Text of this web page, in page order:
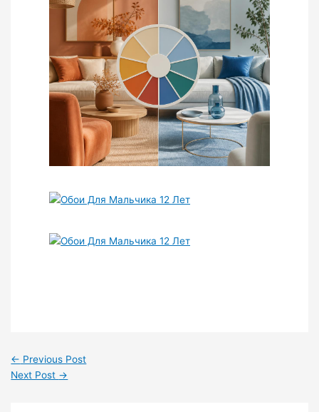
← Previous Post
Next Post →